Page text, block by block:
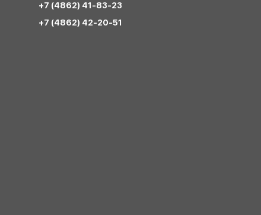
+7 (4862) 41-83-23
+7 (4862) 42-20-51